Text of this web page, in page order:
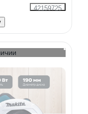
HS013GZ42159725